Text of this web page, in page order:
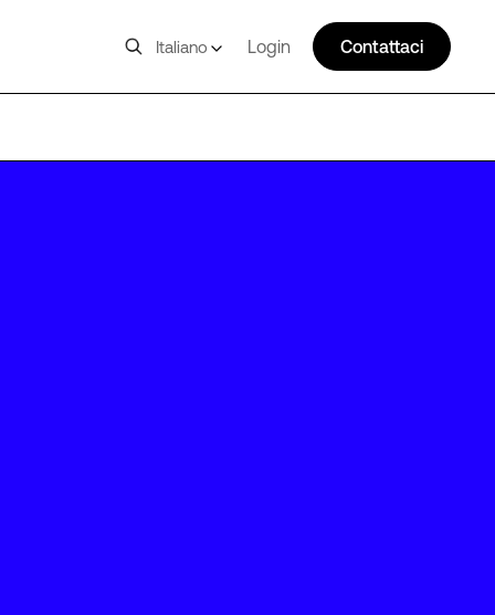
Italiano Login Contattaci
PDX10